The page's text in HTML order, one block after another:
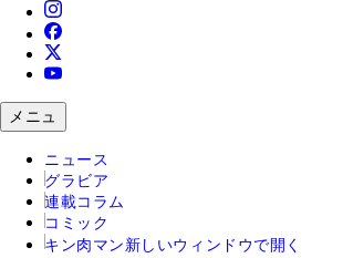
メニュ
ニュース
グラビア
連載コラム
コミック
キン肉マン 新しいウィンドウで開く